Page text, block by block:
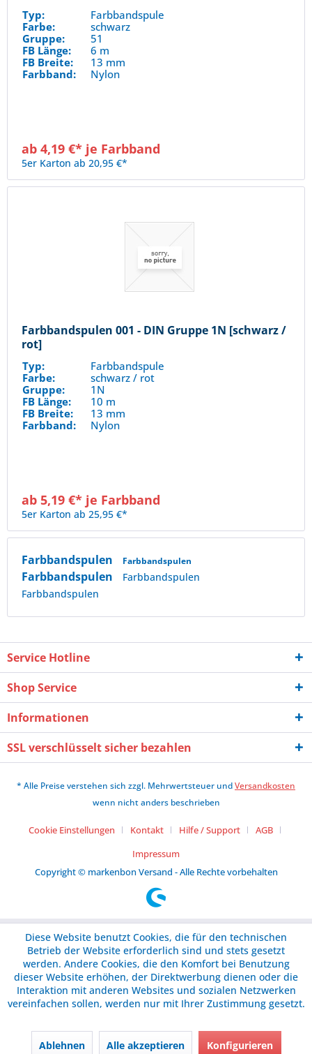
Typ:
Farbbandspule
Farbe:
schwarz
Gruppe:
51
FB Länge:
6 m
FB Breite:
13 mm
Farbband:
Nylon
ab 4,19 €* je Farbband
5er Karton ab 20,95 €*
Farbbandspulen 001 - DIN Gruppe 1N [schwarz /
rot]
Typ:
Farbbandspule
Farbe:
schwarz / rot
Gruppe:
1N
FB Länge:
10 m
FB Breite:
13 mm
Farbband:
Nylon
ab 5,19 €* je Farbband
5er Karton ab 25,95 €*
Farbbandspulen Farbbandspulen
Farbbandspulen
Farbbandspulen
Farbbandspulen
Service Hotline
Shop Service
Informationen
SSL verschlüsselt sicher bezahlen
* Alle Preise verstehen sich zzgl. Mehrwertsteuer undVersandkosten
wenn nicht anders beschrieben
Cookie Einstellungen Kontakt Hilfe / Support
AGB
Impressum
Copyright © markenbon Versand - Alle Rechte vorbehalten
Diese Website benutzt Cookies, die für den technischen
Betrieb der Website erforderlich sind und stets gesetzt
werden. Andere Cookies, die den Komfort bei Benutzung
dieser Website erhöhen, der Direktwerbung dienen oder die
Interaktion mit anderen Websites und sozialen Netzwerken
vereinfachen sollen, werden nur mit Ihrer Zustimmung gesetzt.
Ablehnen Alle akzeptieren Konfigurieren